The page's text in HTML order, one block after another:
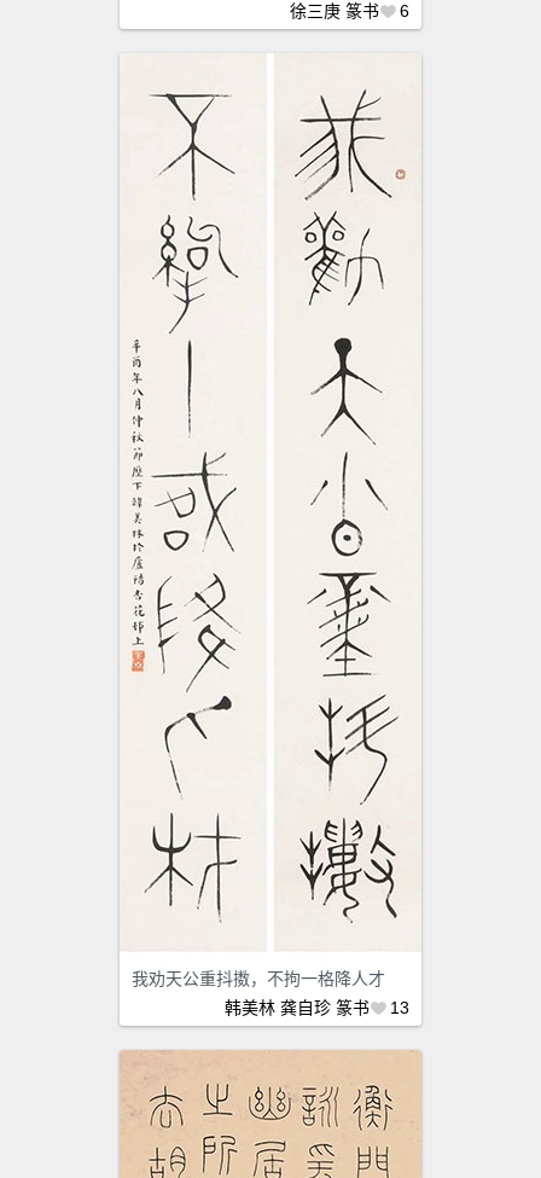
徐三庚 篆书 6
我劝天公重抖擞，不拘一格降人才
韩美林 龚自珍 篆书 13